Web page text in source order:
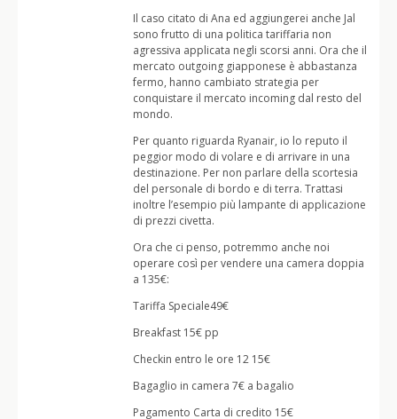
Il caso citato di Ana ed aggiungerei anche Jal
sono frutto di una politica tariffaria non
agressiva applicata negli scorsi anni. Ora che il
mercato outgoing giapponese è abbastanza
fermo, hanno cambiato strategia per
conquistare il mercato incoming dal resto del
mondo.
Per quanto riguarda Ryanair, io lo reputo il
peggior modo di volare e di arrivare in una
destinazione. Per non parlare della scortesia
del personale di bordo e di terra. Trattasi
inoltre l’esempio più lampante di applicazione
di prezzi civetta.
Ora che ci penso, potremmo anche noi
operare così per vendere una camera doppia
a 135€:
Tariffa Speciale49€
Breakfast 15€ pp
Checkin entro le ore 12 15€
Bagaglio in camera 7€ a bagalio
Pagamento Carta di credito 15€